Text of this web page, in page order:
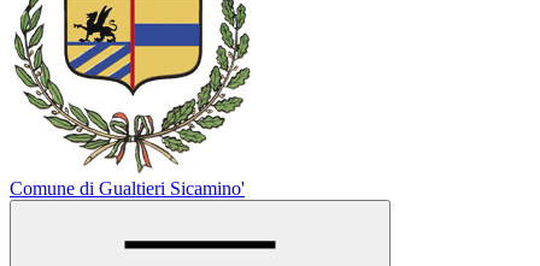
Comune di Gualtieri Sicamino'